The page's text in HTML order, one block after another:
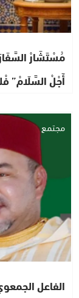
مُسْتَشَارْ
أَجْلْ السَّلَامْ”
مجتمع
الفاعل